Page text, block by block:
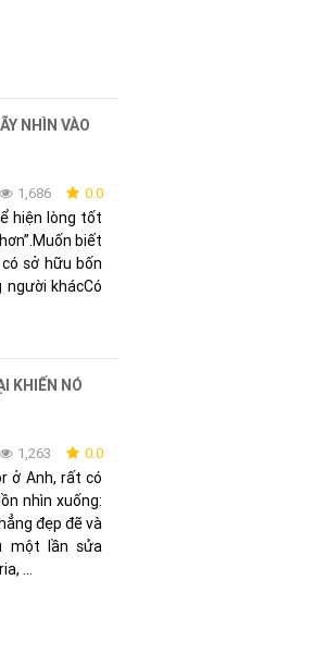
NHÌN VÀO
1,686 0.0
hiện lòng tốt
biết
sở hữu bốn
khácCó
KHIẾN NÓ
1,263 0.0
ở Anh, rất có
nhìn xuống:
đẹp đẽ và
một lần sửa
...